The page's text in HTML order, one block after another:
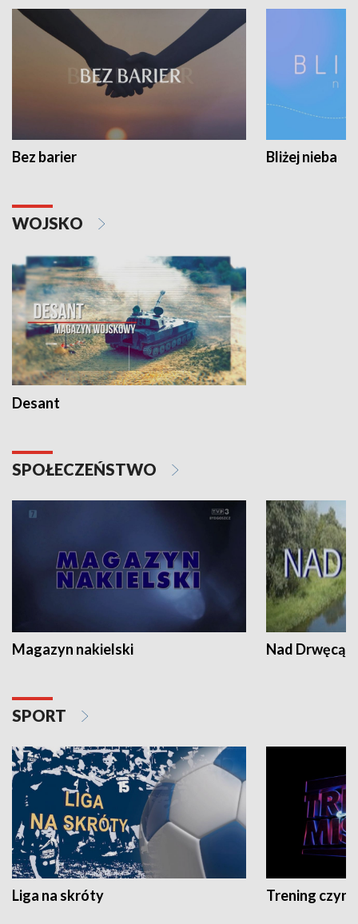
Bez barier Bliżej nieba
WOJSKO
Desant
SPOŁECZEŃSTWO
Magazyn nakielski Nad Drwęcą
SPORT
Liga na skróty Trening czyni